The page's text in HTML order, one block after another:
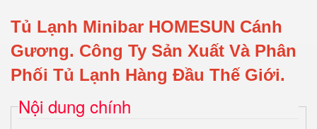
Tủ Lạnh Minibar HOMESUN Cánh
Gương. Công Ty Sản Xuất Và Phân
Phối Tủ Lạnh Hàng Đầu Thế Giới.
Nội dung chính